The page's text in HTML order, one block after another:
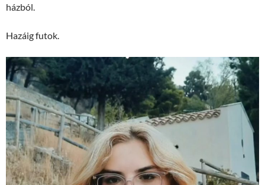
házból.
Hazáig futok.